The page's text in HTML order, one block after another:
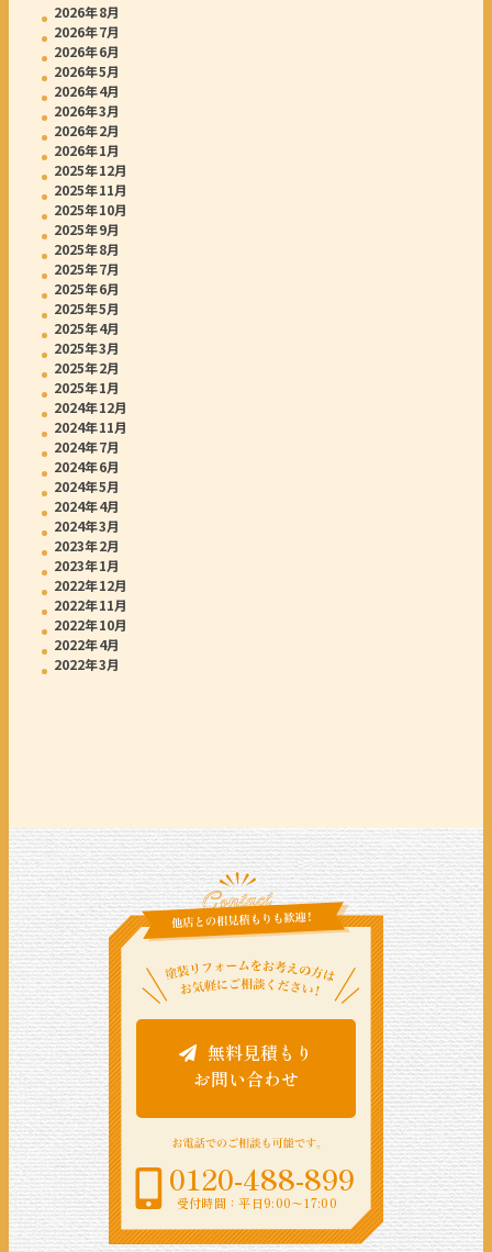
2026年8月
2026年7月
2026年6月
2026年5月
2026年4月
2026年3月
2026年2月
2026年1月
2025年12月
2025年11月
2025年10月
2025年9月
2025年8月
2025年7月
2025年6月
2025年5月
2025年4月
2025年3月
2025年2月
2025年1月
2024年12月
2024年11月
2024年7月
2024年6月
2024年5月
2024年4月
2024年3月
2023年2月
2023年1月
2022年12月
2022年11月
2022年10月
2022年4月
2022年3月
無料見積もり
お問い合わせ
0120-488-899
受付時間：平日9:00〜17:00